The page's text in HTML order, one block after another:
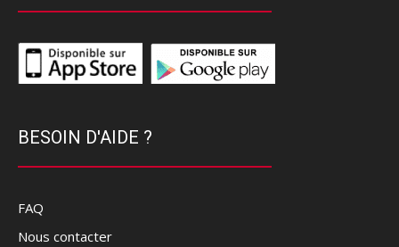
BESOIN D'AIDE ?
FAQ
Nous contacter